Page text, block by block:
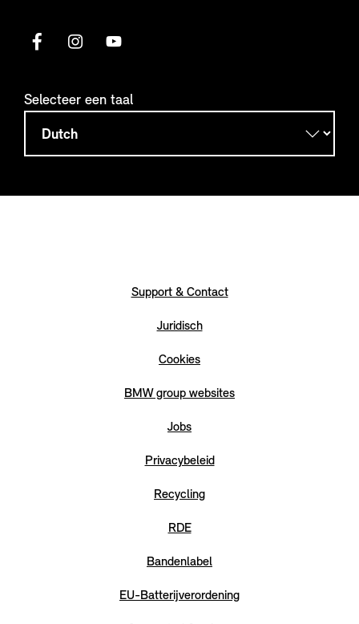
Selecteer een taal
Support & Contact
Juridisch
Cookies
BMW group websites
Jobs
Privacybeleid
Recycling
RDE
Bandenlabel
EU-Batterijverordening